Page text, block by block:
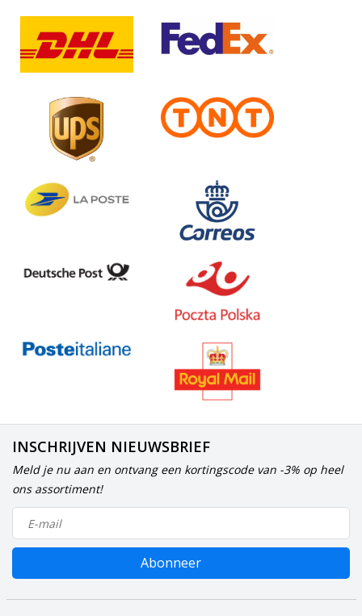
INSCHRIJVEN NIEUWSBRIEF
Meld je nu aan en ontvang een kortingscode van -3% op heel
ons assortiment!
Abonneer